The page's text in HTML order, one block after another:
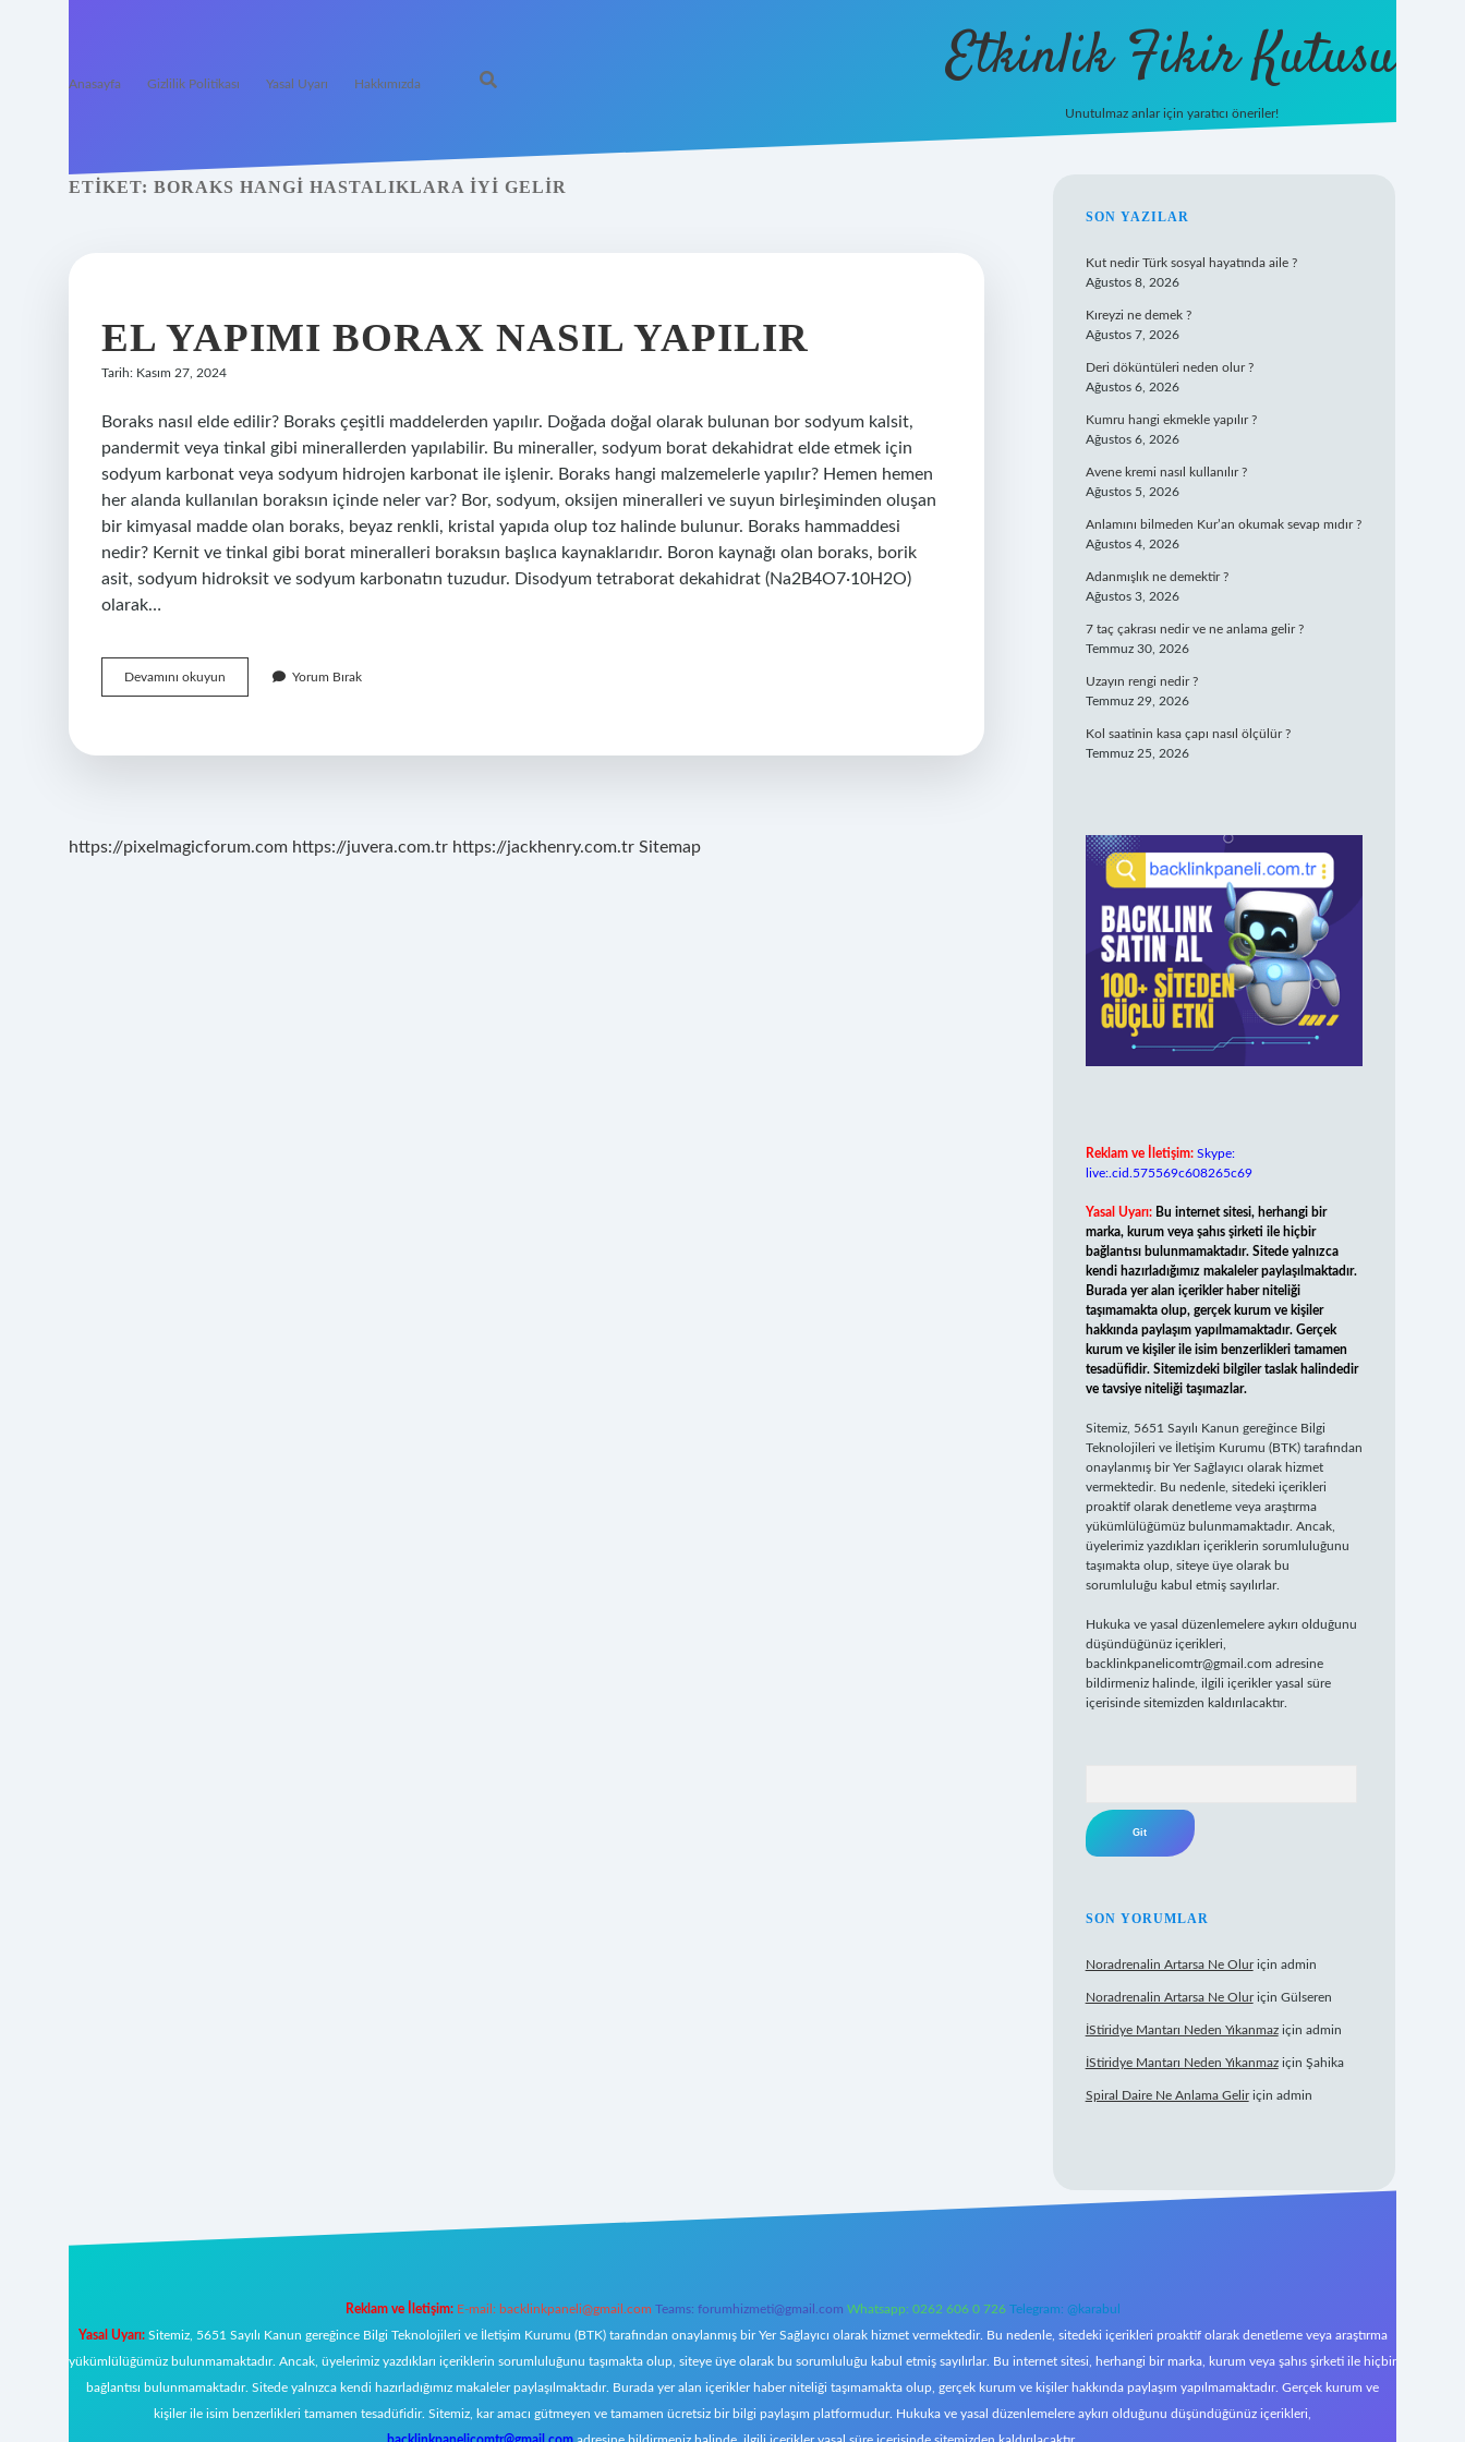
Anasayfa Gizlilik Politikası Yasal Uyarı Hakkımızda Etkinlik Fikir Kutusu
Unutulmaz anlar için yaratıcı öneriler!
ETIKET: BORAKS HANGI HASTALIKLARA IYI GELIR
EL YAPIMI BORAX NASIL YAPILIR
Tarih: Kasım 27, 2024
Boraks nasıl elde edilir? Boraks çeşitli maddelerden yapılır. Doğada doğal olarak bulunan bor sodyum kalsit,
pandermit veya tinkal gibi minerallerden yapılabilir. Bu mineraller, sodyum borat dekahidrat elde etmek için
sodyum karbonat veya sodyum hidrojen karbonat ile işlenir. Boraks hangi malzemelerle yapılır? Hemen hemen
her alanda kullanılan boraksın içinde neler var? Bor, sodyum, oksijen mineralleri ve suyun birleşiminden oluşan
bir kimyasal madde olan boraks, beyaz renkli, kristal yapıda olup toz halinde bulunur. Boraks hammaddesi
nedir? Kernit ve tinkal gibi borat mineralleri boraksın başlıca kaynaklarıdır. Boron kaynağı olan boraks, borik
asit, sodyum hidroksit ve sodyum karbonatın tuzudur. Disodyum tetraborat dekahidrat (Na2B4O7·10H2O)
olarak…
Devamını okuyun
Yapımı
Yapılır
Yorum Bırak
https://pixelmagicforum.com https://juvera.com.tr https://jackhenry.com.tr Sitemap
SIDEBAR
SON YAZILAR
Kut nedir Türk sosyal hayatında aile ?
Ağustos 8, 2026
Kıreyzi ne demek ?
Ağustos 7, 2026
Deri döküntüleri neden olur ?
Ağustos 6, 2026
Kumru hangi ekmekle yapılır ?
Ağustos 6, 2026
Avene kremi nasıl kullanılır ?
Ağustos 5, 2026
Anlamını bilmeden Kur’an okumak sevap mıdır ?
Ağustos 4, 2026
Adanmışlık ne demektir ?
Ağustos 3, 2026
7 taç çakrası nedir ve ne anlama gelir ?
Temmuz 30, 2026
Uzayın rengi nedir ?
Temmuz 29, 2026
Kol saatinin kasa çapı nasıl ölçülür ?
Temmuz 25, 2026
Reklam ve İletişim: Skype:
live:.cid.575569c608265c69
Yasal Uyarı: Bu internet sitesi, herhangi bir
marka, kurum veya şahıs şirketi ile hiçbir
bağlantısı bulunmamaktadır. Sitede yalnızca
kendi hazırladığımız makaleler paylaşılmaktadır.
Burada yer alan içerikler haber niteliği
taşımamakta olup, gerçek kurum ve kişiler
hakkında paylaşım yapılmamaktadır. Gerçek
kurum ve kişiler ile isim benzerlikleri tamamen
tesadüfidir. Sitemizdeki bilgiler taslak halindedir
ve tavsiye niteliği taşımazlar.
Sitemiz, 5651 Sayılı Kanun gereğince Bilgi
Teknolojileri ve İletişim Kurumu (BTK) tarafından
onaylanmış bir Yer Sağlayıcı olarak hizmet
vermektedir. Bu nedenle, sitedeki içerikleri
proaktif olarak denetleme veya araştırma
yükümlülüğümüz bulunmamaktadır. Ancak,
üyelerimiz yazdıkları içeriklerin sorumluluğunu
taşımakta olup, siteye üye olarak bu
sorumluluğu kabul etmiş sayılırlar.
Hukuka ve yasal düzenlemelere aykırı olduğunu
düşündüğünüz içerikleri,
backlinkpanelicomtr@gmail.com adresine
bildirmeniz halinde, ilgili içerikler yasal süre
içerisinde sitemizden kaldırılacaktır.
SON YORUMLAR
Noradrenalin Artarsa Ne Oluriçin admin
Noradrenalin Artarsa Ne Oluriçin Gülseren
İStiridye Mantarı Neden Yıkanmaziçin admin
İStiridye Mantarı Neden Yıkanmaziçin Şahika
Spiral Daire Ne Anlama Geliriçin admin
Reklam ve İletişim: E-mail: backlinkpaneli@gmail.com Teams: forumhizmeti@gmail.com Whatsapp: 0262 606 0 726 Telegram: @karabul
Yasal Uyarı:Sitemiz, 5651 Sayılı Kanun gereğince Bilgi Teknolojileri ve İletişim Kurumu (BTK) tarafından onaylanmış bir Yer Sağlayıcı olarak hizmet vermektedir. Bu nedenle, sitedeki içerikleri proaktif olarak denetleme veya araştırma
yükümlülüğümüz bulunmamaktadır. Ancak, üyelerimiz yazdıkları içeriklerin sorumluluğunu taşımakta olup, siteye üye olarak bu sorumluluğu kabul etmiş sayılırlar. Bu internet sitesi, herhangi bir marka, kurum veya şahıs şirketi ile hiçbir
bağlantısı bulunmamaktadır. Sitede yalnızca kendi hazırladığımız makaleler paylaşılmaktadır. Burada yer alan içerikler haber niteliği taşımamakta olup, gerçek kurum ve kişiler hakkında paylaşım yapılmamaktadır. Gerçek kurum ve
kişiler ile isim benzerlikleri tamamen tesadüfidir. Sitemiz, kar amacı gütmeyen ve tamamen ücretsiz bir bilgi paylaşım platformudur. Hukuka ve yasal düzenlemelere aykırı olduğunu düşündüğünüz içerikleri,